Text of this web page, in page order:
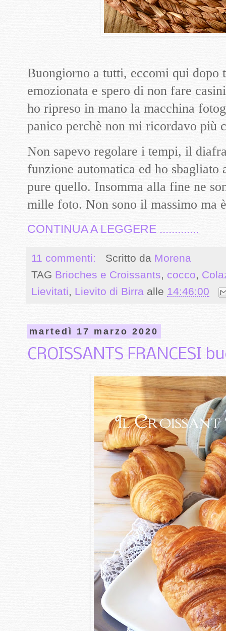
Buongiorno a tutti, eccomi qui dopo
emozionata e spero di non fare
ho ripreso in mano la macchina
panico perchè non mi ricordavo più
Non sapevo regolare i tempi, il
funzione automatica ed ho
pure quello. Insomma alla fine ne
mille foto. Non sono il massimo ma
CONTINUA A LEGGERE .............
11 commenti: Scritto da Morena
TAG Brioches e Croissants, cocco,
Lievitati, Lievito di Birra alle 14:46:00
martedì 17 marzo 2020
CROISSANTS FRANCESI